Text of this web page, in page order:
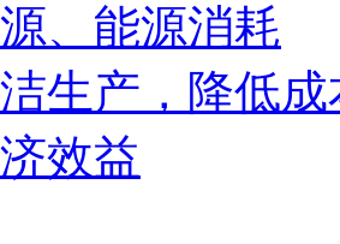
、能源消耗
生产，降低成
效益